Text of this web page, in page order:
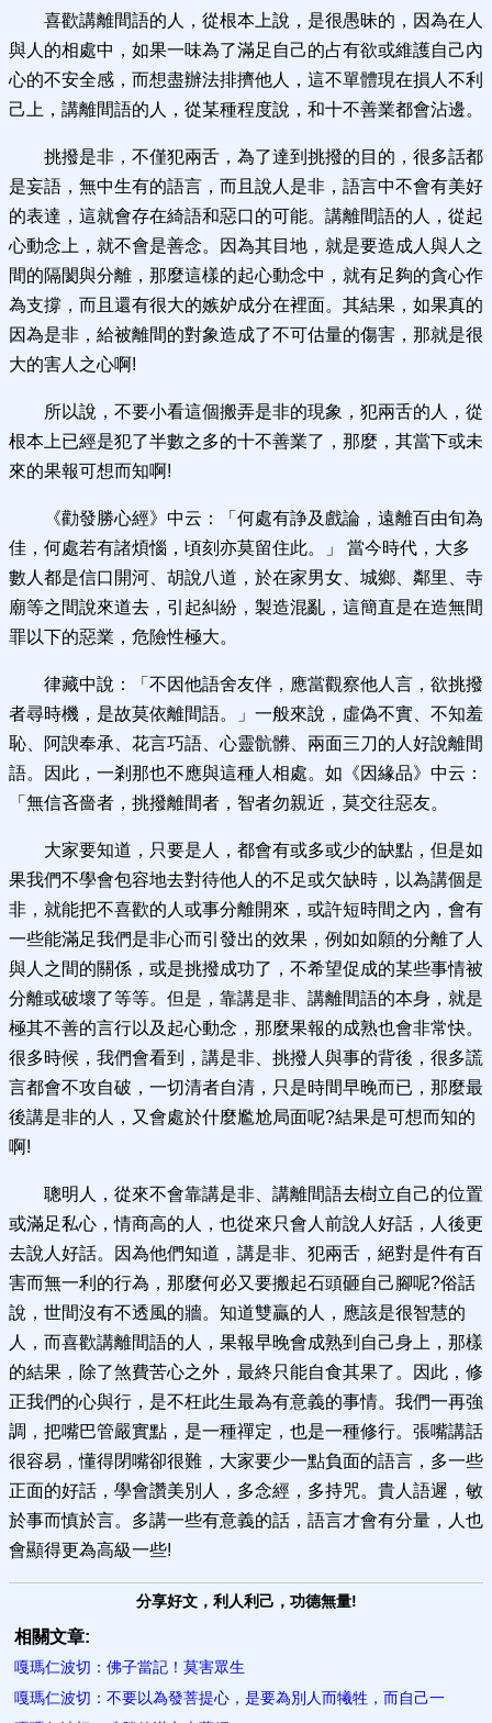
喜歡講離間語的人，從根本上說，是很愚昧的，因為在人
與人的相處中，如果一味為了滿足自己的占有欲或維護自己內
心的不安全感，而想盡辦法排擠他人，這不單體現在損人不利
己上，講離間語的人，從某種程度說，和十不善業都會沾邊。
挑撥是非，不僅犯兩舌，為了達到挑撥的目的，很多話都
是妄語，無中生有的語言，而且說人是非，語言中不會有美好
的表達，這就會存在綺語和惡口的可能。講離間語的人，從起
心動念上，就不會是善念。因為其目地，就是要造成人與人之
間的隔閡與分離，那麼這樣的起心動念中，就有足夠的貪心作
為支撐，而且還有很大的嫉妒成分在裡面。其結果，如果真的
因為是非，給被離間的對象造成了不可估量的傷害，那就是很
大的害人之心啊!
所以說，不要小看這個搬弄是非的現象，犯兩舌的人，從
根本上已經是犯了半數之多的十不善業了，那麼，其當下或未
來的果報可想而知啊!
《勸發勝心經》中云：「何處有諍及戲論，遠離百由旬為
佳，何處若有諸煩惱，頃刻亦莫留住此。」 當今時代，大多
數人都是信口開河、胡說八道，於在家男女、城鄉、鄰里、寺
廟等之間說來道去，引起糾紛，製造混亂，這簡直是在造無間
罪以下的惡業，危險性極大。
律藏中說：「不因他語舍友伴，應當觀察他人言，欲挑撥
者尋時機，是故莫依離間語。」一般來說，虛偽不實、不知羞
恥、阿諛奉承、花言巧語、心靈骯髒、兩面三刀的人好說離間
語。因此，一剎那也不應與這種人相處。如《因緣品》中云：
「無信吝嗇者，挑撥離間者，智者勿親近，莫交往惡友。
大家要知道，只要是人，都會有或多或少的缺點，但是如
果我們不學會包容地去對待他人的不足或欠缺時，以為講個是
非，就能把不喜歡的人或事分離開來，或許短時間之內，會有
一些能滿足我們是非心而引發出的效果，例如如願的分離了人
與人之間的關係，或是挑撥成功了，不希望促成的某些事情被
分離或破壞了等等。但是，靠講是非、講離間語的本身，就是
極其不善的言行以及起心動念，那麼果報的成熟也會非常快。
很多時候，我們會看到，講是非、挑撥人與事的背後，很多謊
言都會不攻自破，一切清者自清，只是時間早晚而已，那麼最
後講是非的人，又會處於什麼尷尬局面呢?結果是可想而知的
啊!
聰明人，從來不會靠講是非、講離間語去樹立自己的位置
或滿足私心，情商高的人，也從來只會人前說人好話，人後更
去說人好話。因為他們知道，講是非、犯兩舌，絕對是件有百
害而無一利的行為，那麼何必又要搬起石頭砸自己腳呢?俗話
說，世間沒有不透風的牆。知道雙贏的人，應該是很智慧的
人，而喜歡講離間語的人，果報早晚會成熟到自己身上，那樣
的結果，除了煞費苦心之外，最終只能自食其果了。因此，修
正我們的心與行，是不枉此生最為有意義的事情。我們一再強
調，把嘴巴管嚴實點，是一種禪定，也是一種修行。張嘴講話
很容易，懂得閉嘴卻很難，大家要少一點負面的語言，多一些
正面的好話，學會讚美別人，多念經，多持咒。貴人語遲，敏
於事而慎於言。多講一些有意義的話，語言才會有分量，人也
會顯得更為高級一些!
分享好文，利人利己，功德無量!
相關文章:
嘎瑪仁波切：佛子當記！莫害眾生
嘎瑪仁波切：不要以為發菩提心，是要為別人而犧牲，而自己一